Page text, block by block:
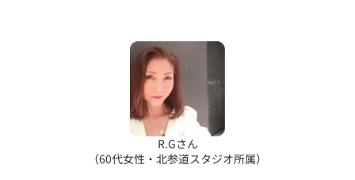
R.Gさん
（60代女性・北参道スタジオ所属）